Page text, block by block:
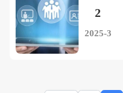
2
2025-3